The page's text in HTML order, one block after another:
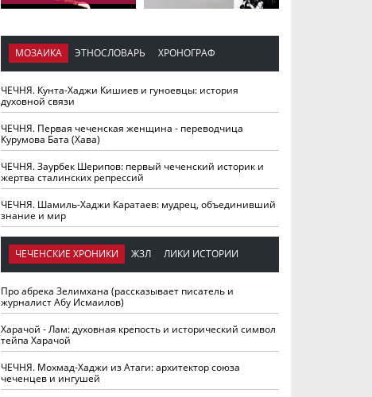
МОЗАИКА ЭТНОСЛОВАРЬ ХРОНОГРАФ
ЧЕЧНЯ. Кунта-Хаджи Кишиев и гуноевцы: история
духовной связи
ЧЕЧНЯ. Первая чеченская женщина - переводчица
Курумова Бата (Хава)
ЧЕЧНЯ. Заурбек Шерипов: первый чеченский историк и
жертва сталинских репрессий
ЧЕЧНЯ. Шамиль-Хаджи Каратаев: мудрец, объединивший
знание и мир
ЧЕЧЕНСКИЕ ХРОНИКИ ЖЗЛ ЛИКИ ИСТОРИИ
Про абрека Зелимхана (рассказывает писатель и
журналист Абу Исмаилов)
Харачой - Лам: духовная крепость и исторический символ
тейпа Харачой
ЧЕЧНЯ. Мохмад-Хаджи из Атаги: архитектор союза
чеченцев и ингушей